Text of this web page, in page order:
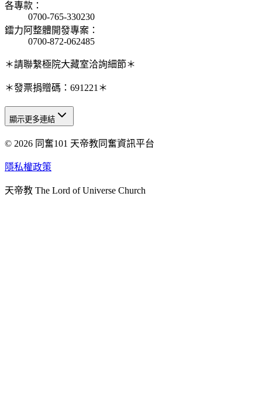
各專款 ：
0700-765-330230
鐳力阿整體開發專案 ：
0700-872-062485
＊請聯繫極院大藏室洽詢細節＊
＊發票捐贈碼：691221＊
天人研究總院
天人研究學院
天人炁功院
顯示更多連結
© 2026 同奮101 天帝教同奮資訊平台
隱私權政策
天帝教 The Lord of Universe Church